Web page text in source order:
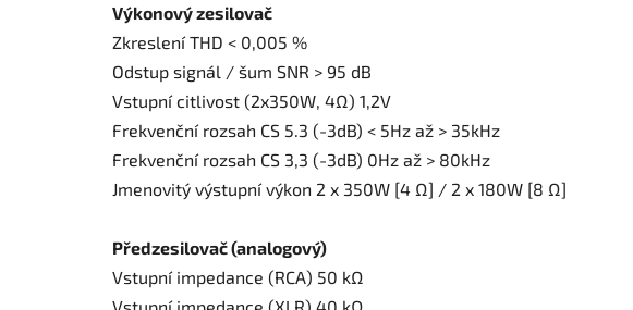
Výkonový zesilovač
Zkreslení THD < 0,005 %
Odstup signál / šum SNR > 95 dB
Vstupní citlivost (2x350W, 4Ω) 1,2V
Frekvenční rozsah CS 5.3 (-3dB) < 5Hz až > 35kHz
Frekvenční rozsah CS 3,3 (-3dB) 0Hz až > 80kHz
Jmenovitý výstupní výkon 2 x 350W [4 Ω] / 2 x 180W [8 Ω]
Předzesilovač (analogový)
Vstupní impedance (RCA) 50 kΩ